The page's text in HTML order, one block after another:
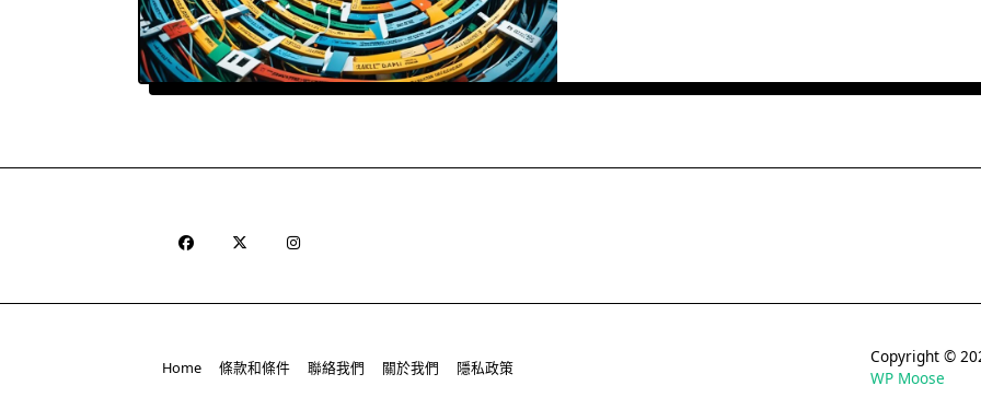
Home 條款和條件 聯絡我們 關於我們 隱私政策
Copyright ©
WP Moose